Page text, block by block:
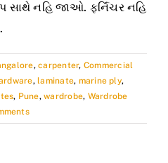
સાથે નહિ જાઓ. ફર્નિચર નહિ
,carpenter, Commercial
,laminate, marine ply,
, Pune,wardrobe, Wardrobe